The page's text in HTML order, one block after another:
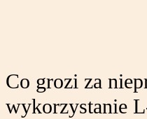
Co grozi za
wykorzystanie